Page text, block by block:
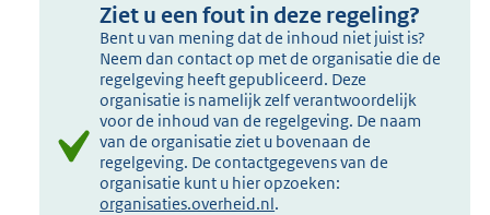
Ziet u een fout in deze regeling?
Bent u van mening dat de inhoud niet juist is?
Neem dan contact op met de organisatie die de
regelgeving heeft gepubliceerd. Deze
organisatie is namelijk zelf verantwoordelijk
voor de inhoud van de regelgeving. De naam
van de organisatie ziet u bovenaan de
regelgeving. De contactgegevens van de
organisatie kunt u hier opzoeken:
organisaties.overheid.nl.